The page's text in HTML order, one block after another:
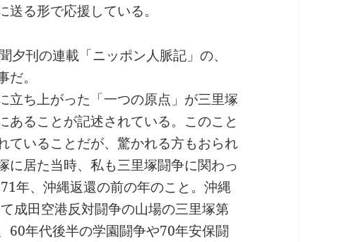
る形で応援している。
夕刊の連載「ニッポン人脈記」の、
。
立ち上がった「一つの原点」が三里塚
あることが記述されている。このこと
ていることだが、驚かれる方もおられ
に居た当時、私も三里塚闘争に関わっ
年、沖縄返還の前の年のこと。沖縄
成田空港反対闘争の山場の三里塚第
60年代後半の学園闘争や70年安保闘